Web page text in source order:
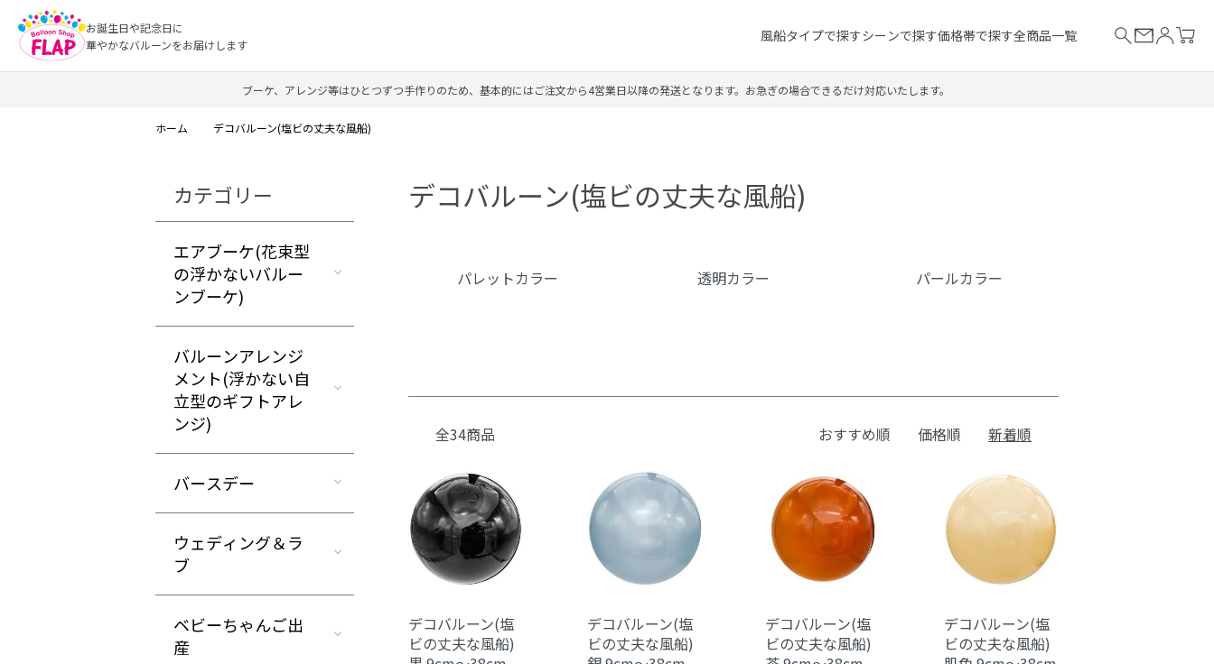
お誕生日や記念日に
華やかなバルーンをお届けします
風船タイプで探すシーンで探す価格帯で探す全商品一覧
ブーケ、アレンジ等はひとつずつ手作りのため、基本的にはご注文から4営業日以降の発送となります。お急ぎの場合できるだけ対応いたします。
ホーム デコバルーン(塩ビの丈夫な風船)
デコバルーン(塩ビの丈夫な風船)
パレットカラー
透明カラー パールカラー
全34商品 おすすめ順 価格順 新着順
デコバルーン(塩
ビの丈夫な風船)
デコバルーン(塩
ビの丈夫な風船)
デコバルーン(塩
ビの丈夫な風船)
デコバルーン(塩
ビの丈夫な風船)
カテゴリー
エアブーケ(花束型
の浮かないバルー
ンブーケ)
バルーンアレンジ
メント(浮かない自
立型のギフトアレ
ンジ)
バースデー
ウェディング＆ラ
ブ
ベビーちゃんご出
産